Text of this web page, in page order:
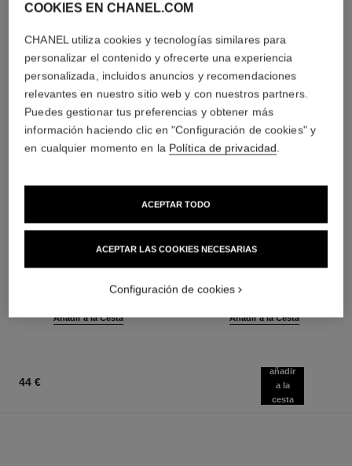
le rouge duo ultra tenue
Dúo para Labios de Larga
Duración
21 tonos disponibles
Añadir a la Cesta
crayon sourcils
Lápiz para Estructurar las
Cejas
6 tonos disponibles
Añadir a la Cesta
44 €
añadir
a la
cesta
COOKIES EN CHANEL.COM
CHANEL utiliza cookies y tecnologías similares para
personalizar el contenido y ofrecerte una experiencia
personalizada, incluidos anuncios y recomendaciones
relevantes en nuestro sitio web y con nuestros partners.
Puedes gestionar tus preferencias y obtener más
información haciendo clic en "Configuración de cookies" y
en cualquier momento en la Política de privacidad.
ACEPTAR LAS COOKIES NECESARIAS
ACEPTAR TODO
Configuración de cookies